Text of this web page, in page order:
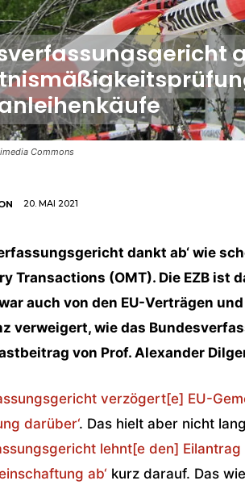
Commons
20. MAI 2021
dankt ab‘ wie
Transactions (OMT). Die EZB ist
auch von den EU-Verträgen
verweigert, wie das
von Prof. Alexander
verzögert[e] EU-
darüber‘. Das hielt aber nicht
lehnt[e den] Eilantrag
ab‘ kurz darauf. Das